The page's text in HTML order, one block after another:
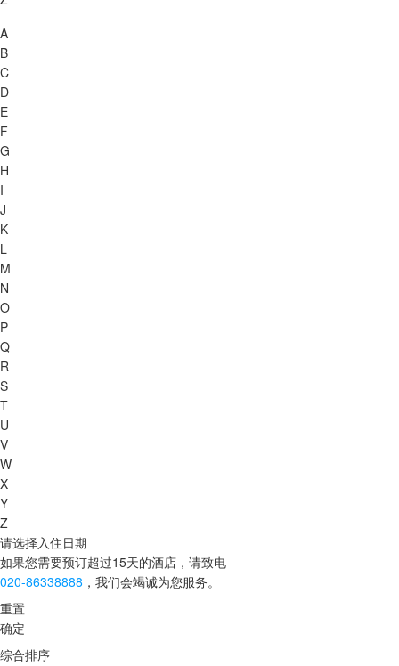
A
B
C
D
E
F
G
H
I
J
K
L
M
N
O
P
Q
R
S
T
U
V
W
X
Y
Z
请选择入住日期
如果您需要预订超过15天的酒店，请致电
020-86338888 ，我们会竭诚为您服务。
重置
确定
综合排序